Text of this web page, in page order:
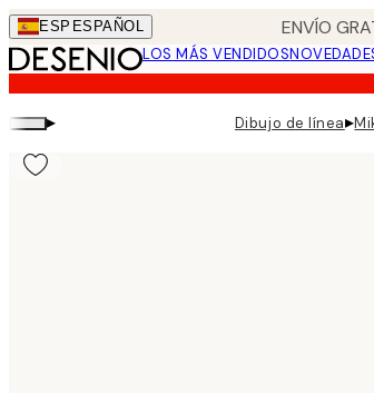
Skip
to
main
content.
ESP ESPAÑOL ENVÍO
LOS MÁS VENDIDOS
▸ Dibujo de línea▸